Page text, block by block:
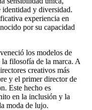
identidad y diversidad.
experiencia en
por su capacidad
los modelos de
filosofía de la marca. A
creativos más
y el primer director de
Este hecho es
en la inclusión y la
moda de lujo.